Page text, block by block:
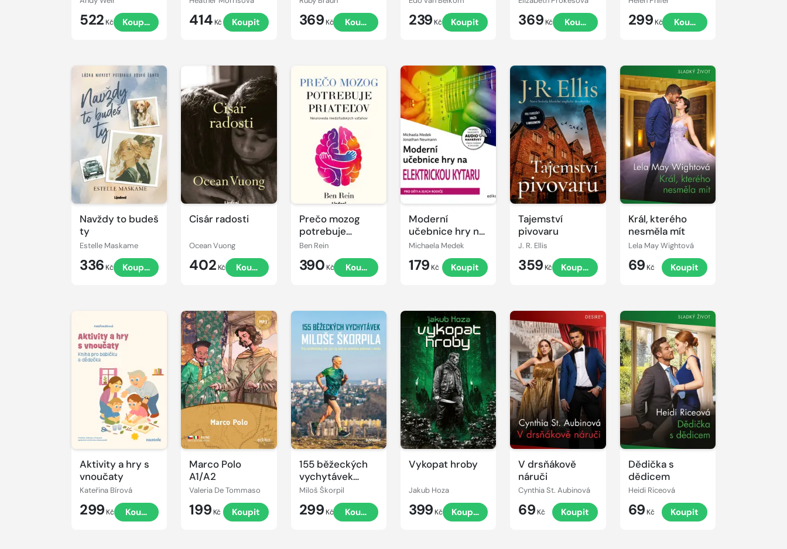
522 Kč Koupit 414 Kč Koupit 369 Kč Koupit 239 Kč Koupit 369 Kč Koupit 299 Kč Koupit
Navždy to budeš
ty
Estelle Maskame
336 Kč Koupit
Cisár radosti
Ocean Vuong
402 Kč Koupit
Prečo mozog
potrebuje
priateľov
Ben Rein
390 Kč Koupit
Moderní
učebnice hry na
elektrickou
Michaela Medek
179 Kč Koupit
Tajemství
pivovaru
J. R. Ellis
359 Kč Koupit
Král, kterého
nesměla mít
Lela May Wightová
69 Kč Koupit
Aktivity a hry s
vnoučaty
Kateřina Bírová
299 Kč Koupit
Marco Polo
A1/A2
Valeria De Tommaso
199 Kč Koupit
155 běžeckých
vychytávek
Miloše Škorpila
Miloš Škorpil
299 Kč Koupit
Vykopat hroby
Jakub Hoza
399 Kč Koupit
V drsňákově
náruči
Cynthia St. Aubinová
69 Kč Koupit
Dědička s
dědicem
Heidi Riceová
69 Kč Koupit